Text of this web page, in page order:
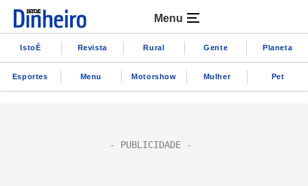
Menu
IstoÉ Revista Rural Gente Planeta
Esportes Menu Motorshow Mulher Pet